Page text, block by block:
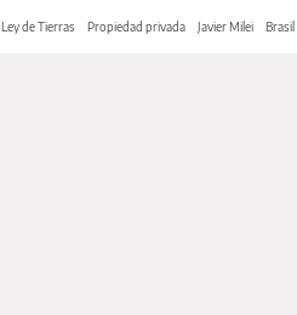
Ley de Tierras Propiedad privada Javier Milei Brasil